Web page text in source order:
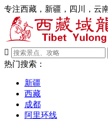
专注西藏，新疆，四川，云

热门搜索：
新疆
西藏
成都
阿里环线